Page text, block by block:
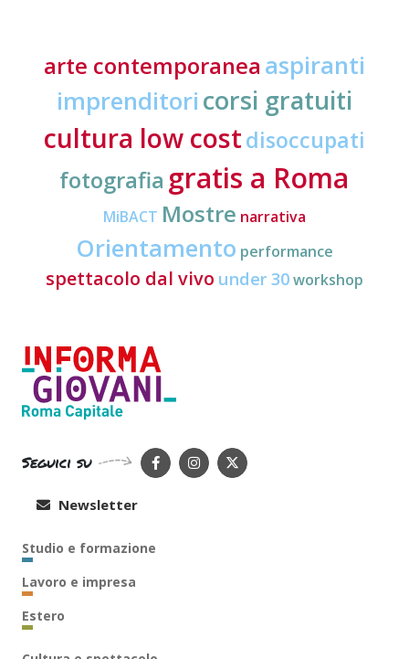
arte contemporanea aspiranti
imprenditori corsi gratuiti
cultura low costdisoccupati
fotografia gratis a Roma
MiBACT Mostre narrativa
Orientamento performance
spettacolo dal vivo under 30workshop
Seguici su
Newsletter
Studio e formazione
Lavoro e impresa
Estero